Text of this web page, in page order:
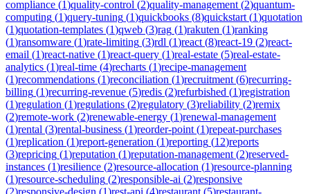
compliance (1)quality-control (2)quality-management (2)quantum-
computing (1)query-tuning (1)quickbooks (8)quickstart (1)quotation
(1)quotation-templates (1)qweb (3)rag (1)rakuten (1)ranking
(1)ransomware (1)rate-limiting (3)rdl (1)react (8)react-19 (2)react-
email (1)react-native (1)react-query (1)real-estate (5)real-estate-
analytics (1)real-time (4)recharts (1)recipe-management
(1)recommendations (1)reconciliation (1)recruitment (6)recurring-
billing (1)recurring-revenue (5)redis (2)refurbished (1)registration
(1)regulation (1)regulations (2)regulatory (3)reliability (2)remix
(2)remote-work (2)renewable-energy (1)renewal-management
(1)rental (3)rental-business (1)reorder-point (1)repeat-purchases
(1)replication (1)report-generation (1)reporting (12)reports
(3)repricing (1)reputation (1)reputation-management (2)reserved-
instances (1)resilience (2)resource-allocation (1)resource-planning
(1)resource-scheduling (2)responsible-ai (2)responsive
(2)responsive-design (1)rest-api (4)restaurant (5)restaurant-